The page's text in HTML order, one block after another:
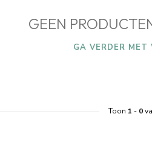
GEEN
GA VERDER MET
Toon 1 - 0